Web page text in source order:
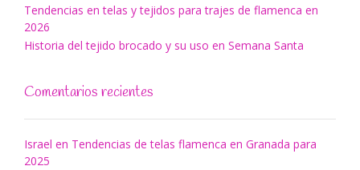
Tendencias en telas y tejidos para trajes de flamenca en
2026
Historia del tejido brocado y su uso en Semana Santa
Comentarios recientes
Israel en Tendencias de telas flamenca en Granada para
2025